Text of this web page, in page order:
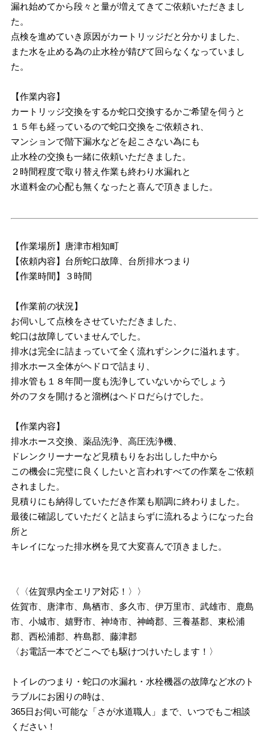
漏れ始めてから段々と量が増えてきてご依頼いただきまし
た。
点検を進めていき原因がカートリッジだと分かりました、
また水を止める為の止水栓が錆びて回らなくなっていまし
た。
【作業内容】
カートリッジ交換をするか蛇口交換するかご希望を伺うと
１５年も経っているので蛇口交換をご依頼され、
マンションで階下漏水などを起こさない為にも
止水栓の交換も一緒に依頼いただきました。
２時間程度で取り替え作業も終わり水漏れと
水道料金の心配も無くなったと喜んで頂きました。
【作業場所】唐津市相知町
【依頼内容】台所蛇口故障、台所排水つまり
【作業時間】３時間
【作業前の状況】
お伺いして点検をさせていただきました、
蛇口は故障していませんでした。
排水は完全に詰まっていて全く流れずシンクに溢れます。
排水ホース全体がヘドロで詰まり、
排水管も１８年間一度も洗浄していないからでしょう
外のフタを開けると溜桝はヘドロだらけでした。
【作業内容】
排水ホース交換、薬品洗浄、高圧洗浄機、
ドレンクリーナーなど見積もりをお出しした中から
この機会に完璧に良くしたいと言われすべての作業をご依頼
されました。
見積りにも納得していただき作業も順調に終わりました。
最後に確認していただくと詰まらずに流れるようになった台
所と
キレイになった排水桝を見て大変喜んで頂きました。
〈〈佐賀県内全エリア対応！〉〉
佐賀市、唐津市、鳥栖市、多久市、伊万里市、武雄市、鹿島
市、小城市、嬉野市、神埼市、神崎郡、三養基郡、東松浦
郡、西松浦郡、杵島郡、藤津郡
〈お電話一本でどこへでも駆けつけいたします！〉
トイレのつまり・蛇口の水漏れ・水栓機器の故障など水のト
ラブルにお困りの時は、
365日お伺い可能な「さが水道職人」まで、いつでもご相談
ください！